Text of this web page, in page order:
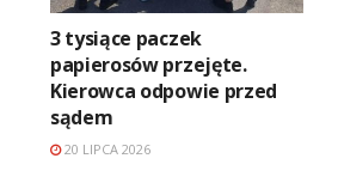
3 tysiące paczek
papierosów przejęte.
Kierowca odpowie przed
sądem
20 LIPCA 2026